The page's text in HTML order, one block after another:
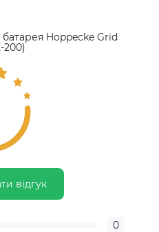
Hoppecke Grid
200)
відгук
0